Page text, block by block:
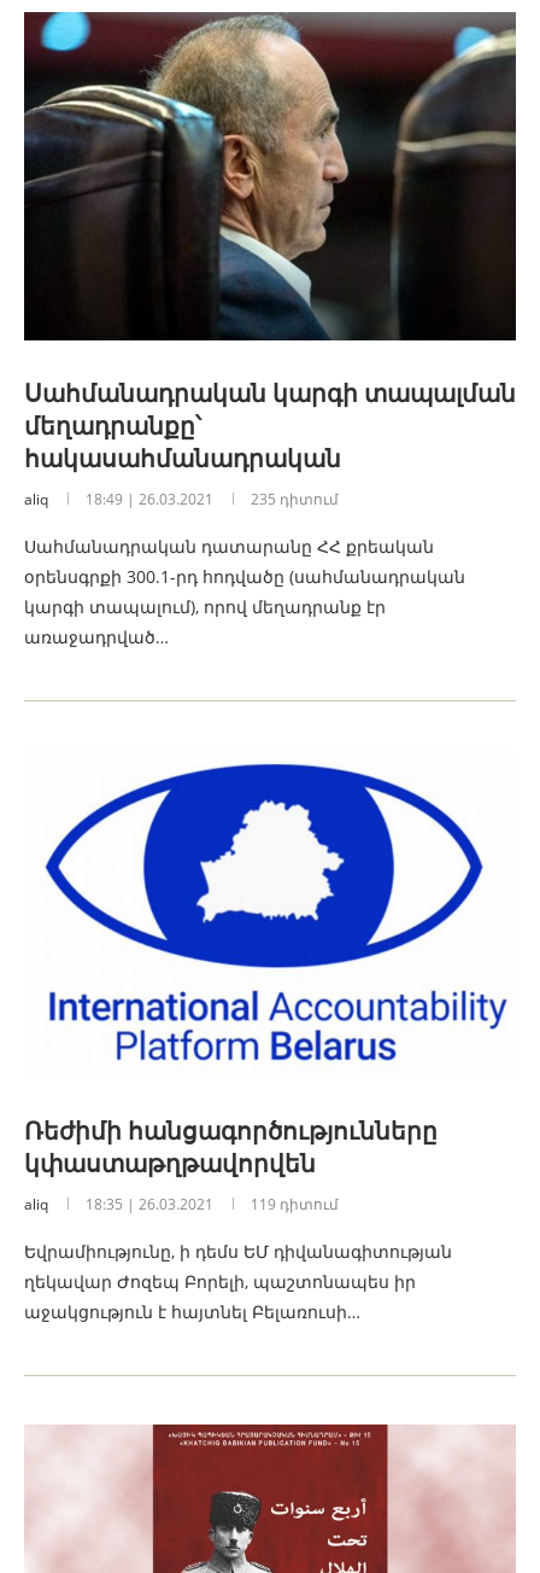
Սահմանադրական կարգի տապալման
մեղադրանքը՝
հակասահմանադրական
aliq 18:49 | 26.03.2021 235 դիտում
Սահմանադրական դատարանը ՀՀ քրեական
օրենսգրքի 300.1-րդ հոդվածը (սահմանադրական
կարգի տապալում), որով մեղադրանք էր
առաջադրված…
Ռեժիմի հանցագործությունները
կփաստաթղթավորվեն
aliq 18:35 | 26.03.2021 119 դիտում
Եվրամիությունը, ի դեմս ԵՄ դիվանագիտության
ղեկավար Ժոզեպ Բորելի, պաշտոնապես իր
աջակցություն է հայտնել Բելառուսի…